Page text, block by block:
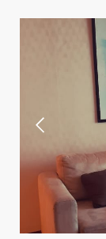
Previous